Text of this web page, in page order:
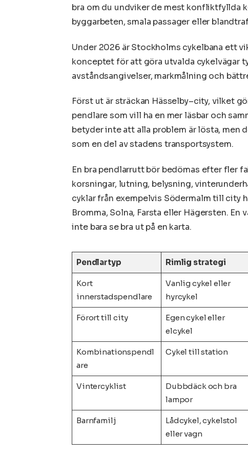
bra om du undviker de mest konfliktfyllda
byggarbeten, smala passager eller
Under 2026 är Stockholms cykelbana ett
konceptet för att göra utvalda cykelvägar
avståndsangivelser, markmålning och
Först ut är sträckan Hässelby–city, vilket
pendlare som vill ha en mer läsbar och
betyder inte att alla problem är lösta, men
som en del av stadens transportsystem.
En bra pendlarrutt bör bedömas efter fler
korsningar, lutning, belysning,
cyklar från exempelvis Södermalm till city
Bromma, Solna, Farsta eller Hägersten.
inte bara se bra ut på en karta.
Pendlartyp Rimlig strategi
Kort
innerstadspendlare
Vanlig cykel eller
hyrcykel
Förort till city
Egen cykel eller
elcykel
Kombinationspendl
are
Cykel till station
Vintercyklist
Dubbdäck och bra
lampor
Barnfamilj
Lådcykel, cykelstol
eller vagn